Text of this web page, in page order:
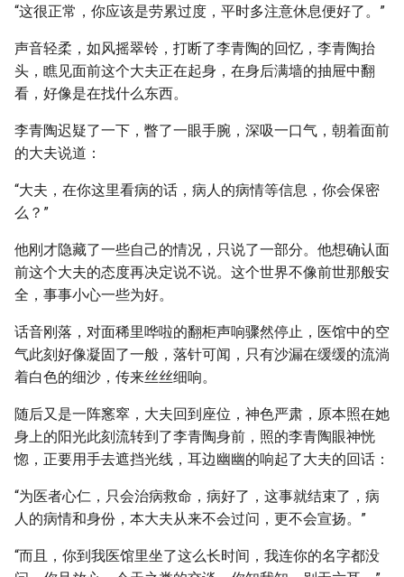
“这很正常，你应该是劳累过度，平时多注意休息便好了。”
声音轻柔，如风摇翠铃，打断了李青陶的回忆，李青陶抬
头，瞧见面前这个大夫正在起身，在身后满墙的抽屉中翻
看，好像是在找什么东西。
李青陶迟疑了一下，瞥了一眼手腕，深吸一口气，朝着面前
的大夫说道：
“大夫，在你这里看病的话，病人的病情等信息，你会保密
么？”
他刚才隐藏了一些自己的情况，只说了一部分。他想确认面
前这个大夫的态度再决定说不说。这个世界不像前世那般安
全，事事小心一些为好。
话音刚落，对面稀里哗啦的翻柜声响骤然停止，医馆中的空
气此刻好像凝固了一般，落针可闻，只有沙漏在缓缓的流淌
着白色的细沙，传来丝丝细响。
随后又是一阵窸窣，大夫回到座位，神色严肃，原本照在她
身上的阳光此刻流转到了李青陶身前，照的李青陶眼神恍
惚，正要用手去遮挡光线，耳边幽幽的响起了大夫的回话：
“为医者心仁，只会治病救命，病好了，这事就结束了，病
人的病情和身份，本大夫从来不会过问，更不会宣扬。”
“而且，你到我医馆里坐了这么长时间，我连你的名字都没